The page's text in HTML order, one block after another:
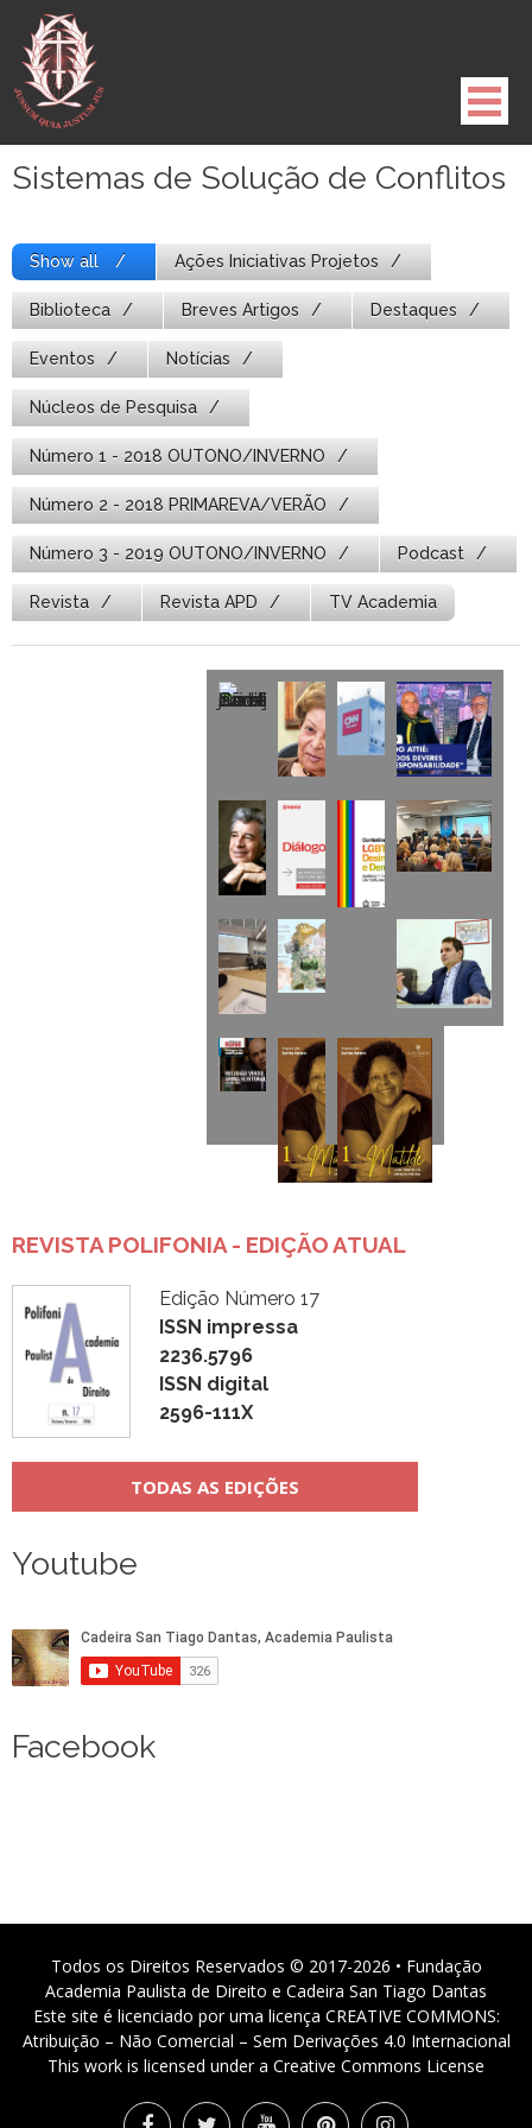
para
conteúdo
Sistemas de Solução de Conflitos
Show all Ações Iniciativas Projetos
Biblioteca Breves Artigos Destaques
Eventos Notícias
Núcleos de Pesquisa
Número 1 - 2018 OUTONO/INVERNO
Número 2 - 2018 PRIMAREVA/VERÃO
Número 3 - 2019 OUTONO/INVERNO Podcast
Revista Revista APD TV Academia
REVISTA POLIFONIA - EDIÇÃO ATUAL
Edição Número 17
ISSN impressa
2236.5796
ISSN digital
2596-111X
TODAS AS EDIÇÕES
Youtube
Facebook
Todos os Direitos Reservados © 2017-2026 • Fundação
Academia Paulista de Direito e Cadeira San Tiago Dantas
Este site é licenciado por uma licença CREATIVE COMMONS:
Atribuição – Não Comercial – Sem Derivações 4.0 Internacional
This work is licensed under a Creative Commons License